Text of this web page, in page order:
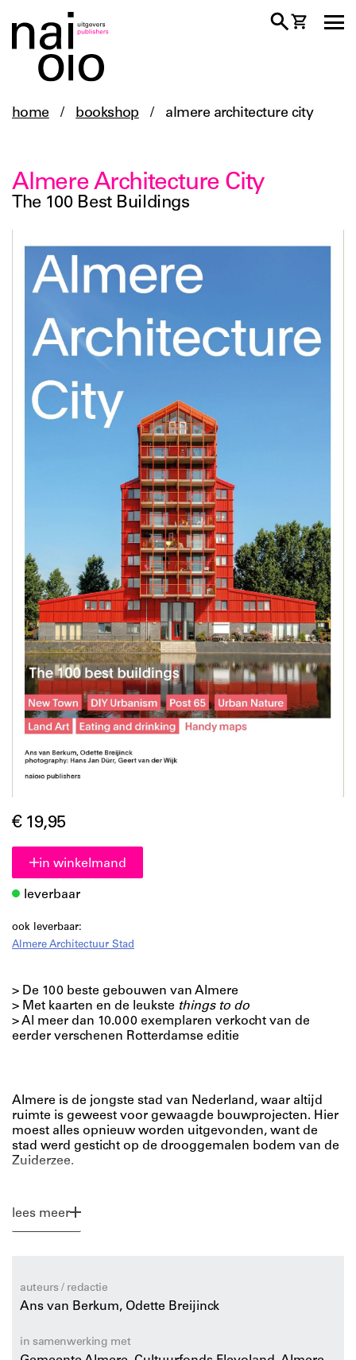
home / bookshop / almere architecture city
Almere Architecture City
The 100 Best Buildings
€ 19,95
in winkelmand
leverbaar
ook leverbaar:
Almere Architectuur Stad
> De 100 beste gebouwen van Almere
> Met kaarten en de leukste things to do
> Al meer dan 10.000 exemplaren verkocht van de
eerder verschenen Rotterdamse editie
Almere is de jongste stad van Nederland, waar altijd
ruimte is geweest voor gewaagde bouwprojecten. Hier
moest alles opnieuw worden uitgevonden, want de
stad werd gesticht op de drooggemalen bodem van de
Zuiderzee.
aan de hand van de 100 beste gebouwen: van de
ecowijk Oosterwold tot de industriële Rooie Donders
Internationaal bekende architectenbureaus als Alsop,
MVRDV en SANAA passeren de revue, zoals ook
Rohmer en René van Zuuk.
lees meer
auteurs / redactie
Ans van Berkum, Odette Breijinck
in samenwerking met